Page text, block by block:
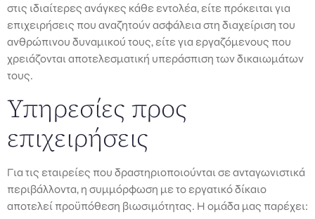
στις ιδιαίτερες ανάγκες κάθε εντολέα, είτε πρόκειται για
επιχειρήσεις που αναζητούν ασφάλεια στη διαχείριση του
ανθρώπινου δυναμικού τους, είτε για εργαζόμενους που
χρειάζονται αποτελεσματική υπεράσπιση των δικαιωμάτων
τους.
Υπηρεσίες προς
επιχειρήσεις
Για τις εταιρείες που δραστηριοποιούνται σε ανταγωνιστικά
περιβάλλοντα, η συμμόρφωση με το εργατικό δίκαιο
αποτελεί προϋπόθεση βιωσιμότητας. Η ομάδα μας παρέχει: